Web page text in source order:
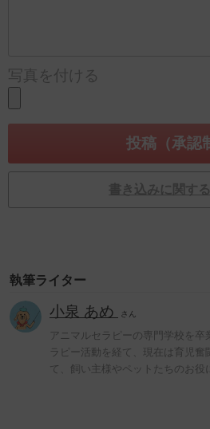
写真を付ける
書き込みに関す
執筆ライター
小泉 あめ さん
アニマルセラピーの専門学校を
ラピー活動を経て、現在は育児奮
て、飼い主様やペットたちのお役